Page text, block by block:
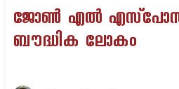
ജോൺ എൽ
ബൗദ്ധിക ലോകം